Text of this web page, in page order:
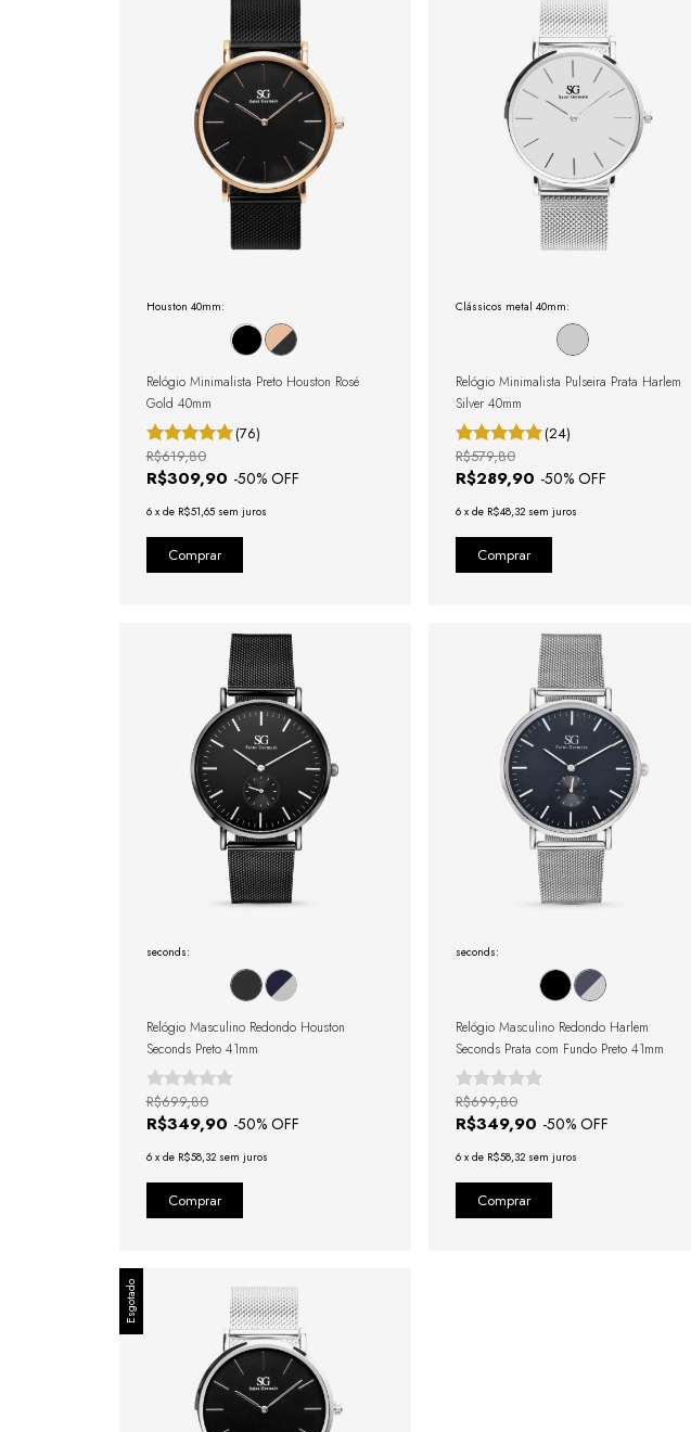
Houston 40mm:
Relógio Minimalista Preto Houston Rosé
Gold 40mm
(76)
R$309,90 -50% OFF
R$619,80
6 x de R$51,65 sem juros
Clássicos metal 40mm:
Relógio Minimalista Pulseira Prata Harlem
Silver 40mm
(24)
R$289,90 -50% OFF
R$579,80
6 x de R$48,32 sem juros
seconds:
Relógio Masculino Redondo Houston
Seconds Preto 41mm
R$349,90 -50% OFF
R$699,80
6 x de R$58,32 sem juros
seconds:
Relógio Masculino Redondo Harlem
Seconds Prata com Fundo Preto 41mm
R$349,90 -50% OFF
R$699,80
6 x de R$58,32 sem juros
Esgotado